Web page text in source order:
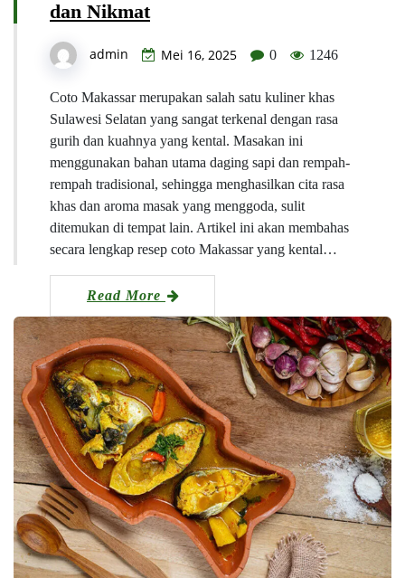
dan Nikmat
admin Mei 16, 2025 0 1246
Coto Makassar merupakan salah satu kuliner khas
Sulawesi Selatan yang sangat terkenal dengan rasa
gurih dan kuahnya yang kental. Masakan ini
menggunakan bahan utama daging sapi dan rempah-
rempah tradisional, sehingga menghasilkan cita rasa
khas dan aroma masak yang menggoda, sulit
ditemukan di tempat lain. Artikel ini akan membahas
secara lengkap resep coto Makassar yang kental…
Read More